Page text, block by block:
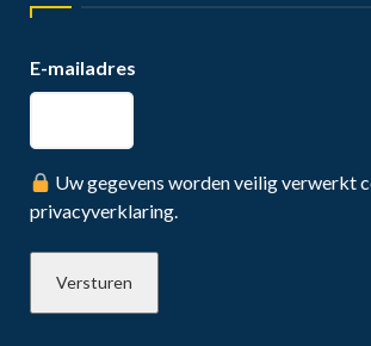
E-mailadres
Uw gegevens worden veilig verwerkt
privacyverklaring.